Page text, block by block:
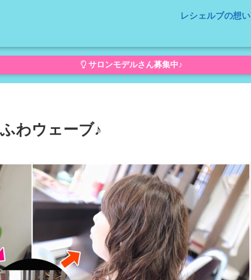
レシェルブの想い
サロンモデルさん募集中♪
わウェーブ♪